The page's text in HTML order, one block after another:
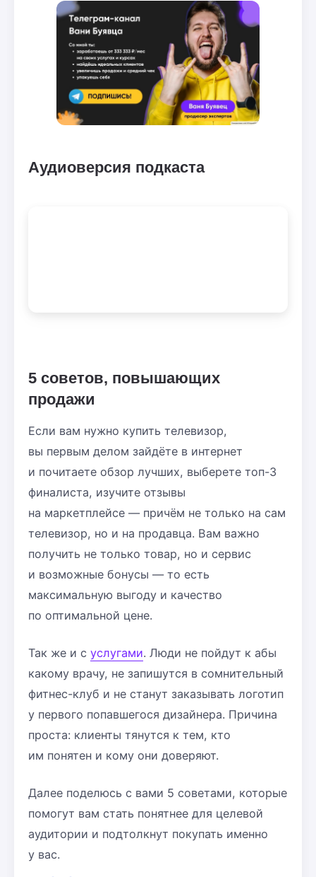
Аудиоверсия подкаста
5 советов, повышающих
продажи
Если вам нужно купить телевизор,
вы первым делом зайдёте в интернет
и почитаете обзор лучших, выберете топ-3
финалиста, изучите отзывы
на маркетплейсе — причём не только на сам
телевизор, но и на продавца. Вам важно
получить не только товар, но и сервис
и возможные бонусы — то есть
максимальную выгоду и качество
по оптимальной цене.
Так же и с услугами. Люди не пойдут к абы
какому врачу, не запишутся в сомнительный
фитнес-клуб и не станут заказывать логотип
у первого попавшегося дизайнера. Причина
проста: клиенты тянутся к тем, кто
им понятен и кому они доверяют.
Далее поделюсь с вами 5 советами, которые
помогут вам стать понятнее для целевой
аудитории и подтолкнут покупать именно
у вас.